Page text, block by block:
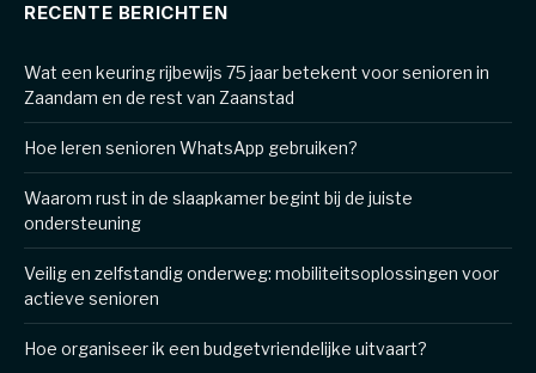
RECENTE BERICHTEN
Wat een keuring rijbewijs 75 jaar betekent voor senioren in
Zaandam en de rest van Zaanstad
Hoe leren senioren WhatsApp gebruiken?
Waarom rust in de slaapkamer begint bij de juiste
ondersteuning
Veilig en zelfstandig onderweg: mobiliteitsoplossingen voor
actieve senioren
Hoe organiseer ik een budgetvriendelijke uitvaart?